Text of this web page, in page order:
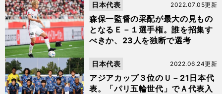
森保一監督の采配が最大の見もの
となるＥ－１選手権。誰を招集す
べきか、23人を独断で選考
2022.07.05更新
日本代表
アジアカップ３位のＵ－21日本代
表。「パリ五輪世代」でＡ代表入
2022.06.24更新
日本代表